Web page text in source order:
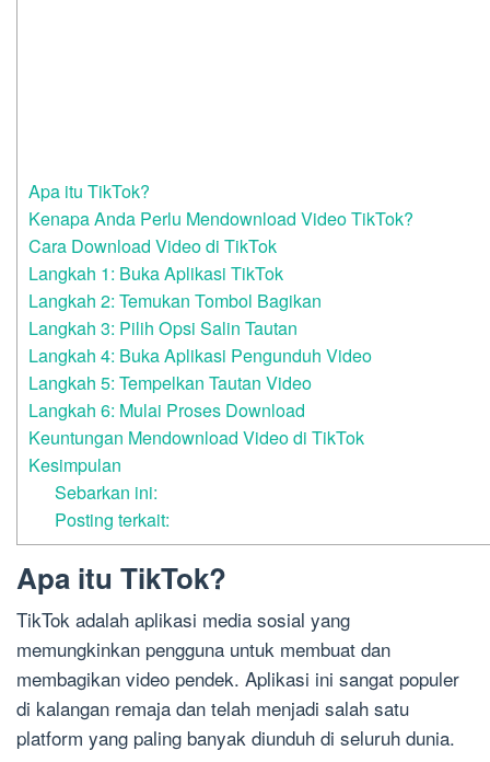
Apa itu TikTok?
Kenapa Anda Perlu Mendownload Video TikTok?
Cara Download Video di TikTok
Langkah 1: Buka Aplikasi TikTok
Langkah 2: Temukan Tombol Bagikan
Langkah 3: Pilih Opsi Salin Tautan
Langkah 4: Buka Aplikasi Pengunduh Video
Langkah 5: Tempelkan Tautan Video
Langkah 6: Mulai Proses Download
Keuntungan Mendownload Video di TikTok
Kesimpulan
Sebarkan ini:
Posting terkait:
Apa itu TikTok?
TikTok adalah aplikasi media sosial yang
memungkinkan pengguna untuk membuat dan
membagikan video pendek. Aplikasi ini sangat populer
di kalangan remaja dan telah menjadi salah satu
platform yang paling banyak diunduh di seluruh dunia.